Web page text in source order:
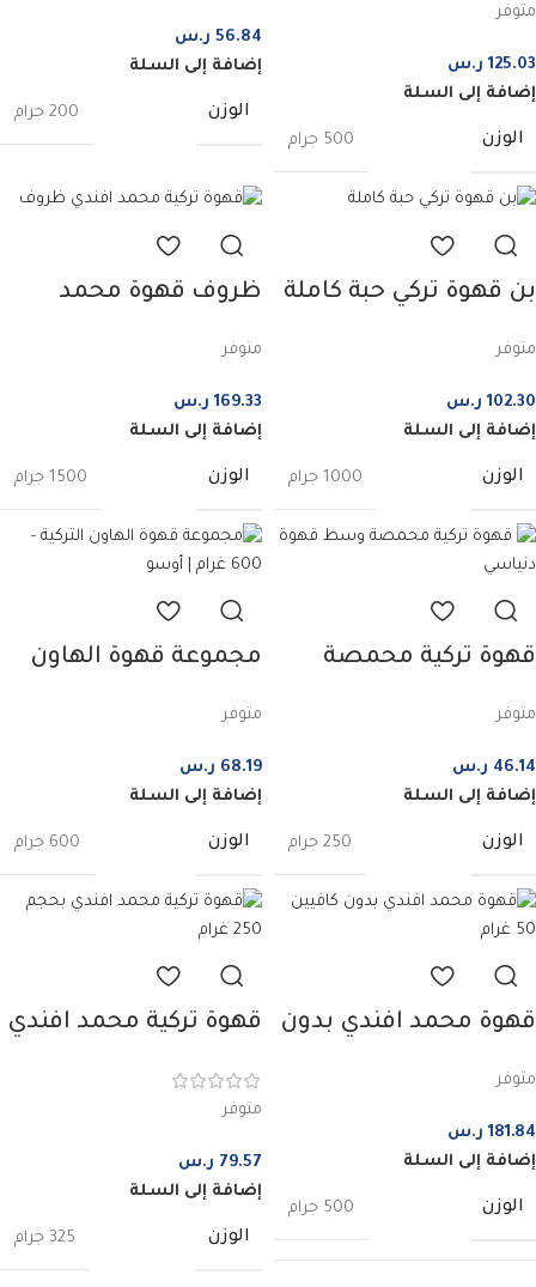
500 غرام
متوفر
125.03 ر.س
إضافة إلى السلة
الوزن 500 جرام
56.84 ر.س
إضافة إلى السلة
الوزن 200 جرام
بن قهوة تركي حبة كاملة
متوفر
102.30 ر.س
إضافة إلى السلة
الوزن 1000 جرام
ظروف قهوة محمد
متوفر
169.33 ر.س
إضافة إلى السلة
الوزن 1500 جرام
قهوة تركية محمصة
250 غرام
متوفر
46.14 ر.س
إضافة إلى السلة
الوزن 250 جرام
مجموعة قهوة الهاون
أوسو
متوفر
68.19 ر.س
إضافة إلى السلة
الوزن 600 جرام
قهوة محمد افندي بدون
غرام
متوفر
181.84 ر.س
إضافة إلى السلة
الوزن 500 جرام
قهوة تركية محمد افندي
متوفر
79.57 ر.س
إضافة إلى السلة
الوزن 325 جرام